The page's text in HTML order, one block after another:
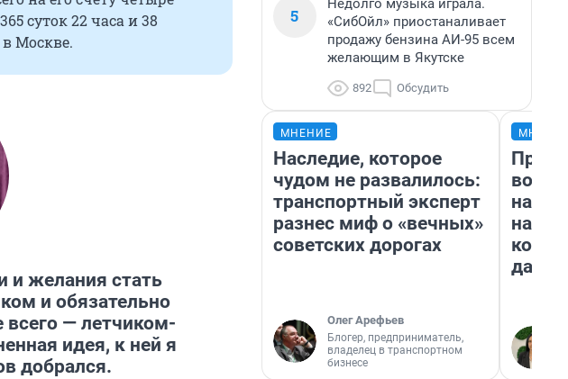
суток 22 часа и 38
в Москве.
и желания стать
и обязательно
всего — летчиком-
идея, к ней я
добрался.
5
Недолго музыка играла.
«СибОйл» приостаналивает
продажу бензина АИ-95 всем
желающим в Якутске
892 Обсудить
МНЕНИЕ
Наследие, которое
чудом не развалилось:
транспортный эксперт
разнес миф о «вечных»
советских дорогах
Олег Арефьев
Блогер, предприниматель,
владелец в транспортном
бизнесе
нам
даже